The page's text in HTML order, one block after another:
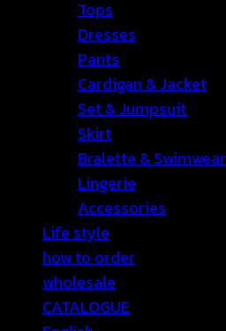
Tops
Dresses
Pants
Cardigan & Jacket
Set & Jumpsuit
Skirt
Bralette & Swimwear
Lingerie
Accessories
Life style
how to order
wholesale
CATALOGUE